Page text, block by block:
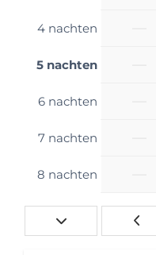
Gordelplekken: 4
Lengte in meters:
Hoogte in meters:
Navigatiesysteem
Achteruitrijcamera
Stuurbekrachtiging
Gasflessen: 2
4 nachten
5 nachten
6 nachten
7 nachten
8 nachten